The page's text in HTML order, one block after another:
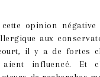
opinion
aux
il y a de fortes
aient influencé. Et